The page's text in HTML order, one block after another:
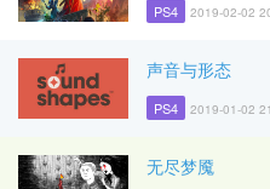
PS4 2019-02-02
声音与形态
PS4 2019-01-02
无尽梦魇